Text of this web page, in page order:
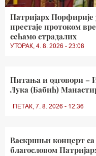
Патријарх
престаје протоком
сећамо страдалих
УТОРАК, 4. 8. 2026 - 23:08
Питања и одговори –
Лука (Бабић)
ПЕТАК, 7. 8. 2026 - 12:36
Васкршњи концерт са
благословом